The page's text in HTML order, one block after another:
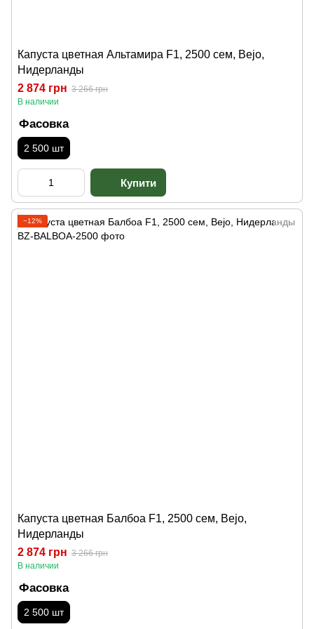
Капуста цветная Альтамира F1, 2500 сем, Bejo,
Нидерланды
2 874 грн 3 266 грн
В наличии
Фасовка
2 500 шт
−12%
Капуста цветная Балбоа F1, 2500 сем, Bejo,
Нидерланды
2 874 грн 3 266 грн
В наличии
Фасовка
2 500 шт